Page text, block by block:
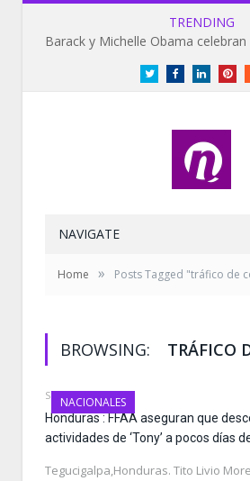
TRENDING
TwitterFacebookLinkedIn
NAVIGATE
Home » Posts Tagged "tráfico de
BROWSING: TRÁFICO
NACIONALES
SEPTEMBER 7, 2020
Honduras : FFAA aseguran que
actividades de ‘Tony’ a pocos días
Tegucigalpa,Honduras. Tito Livio